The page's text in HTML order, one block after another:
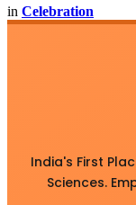
in Celebration
India's First
Sciences.